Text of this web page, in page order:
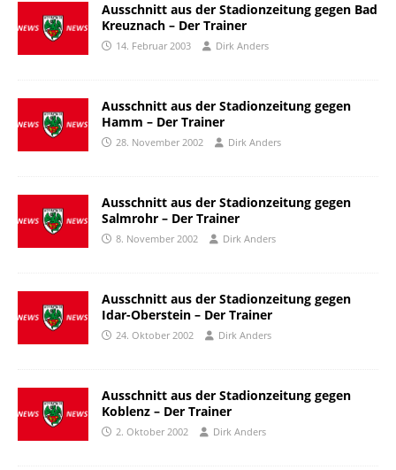
Ausschnitt aus der Stadionzeitung gegen Bad
Kreuznach – Der Trainer
14. Februar 2003 Dirk Anders
Ausschnitt aus der Stadionzeitung gegen
Hamm – Der Trainer
28. November 2002 Dirk Anders
Ausschnitt aus der Stadionzeitung gegen
Salmrohr – Der Trainer
8. November 2002 Dirk Anders
Ausschnitt aus der Stadionzeitung gegen
Idar-Oberstein – Der Trainer
24. Oktober 2002 Dirk Anders
Ausschnitt aus der Stadionzeitung gegen
Koblenz – Der Trainer
2. Oktober 2002 Dirk Anders